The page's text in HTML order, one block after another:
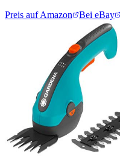
Preis auf Amazon
Bei eBay